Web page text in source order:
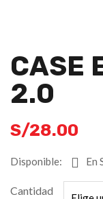
CASE
2.0
S/28.00
Disponible: En
Cantidad